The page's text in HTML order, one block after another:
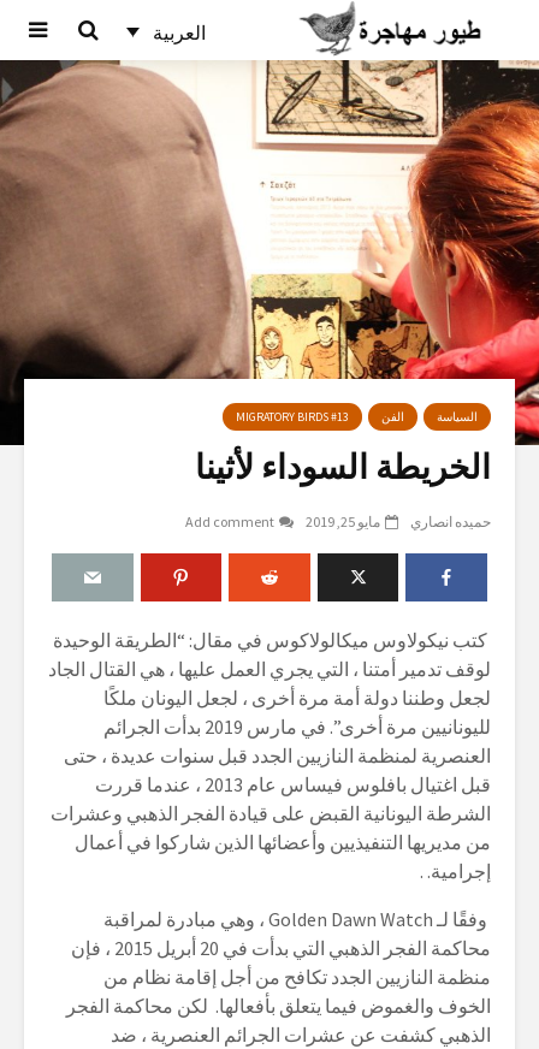
العربية
السياسة الفن MIGRATORY BIRDS #13
الخريطة السوداء لأثينا
حميده انصاري مايو 25, 2019 Add comment
كتب نيكولاوس ميكالولاكوس في مقال: “الطريقة الوحيدة
لوقف تدمير أمتنا ، التي يجري العمل عليها ، هي القتال الجاد
لجعل وطننا دولة أمة مرة أخرى ، لجعل اليونان ملكًا
لليونانيين مرة أخرى”. في مارس 2019 بدأت الجرائم
العنصرية لمنظمة النازيين الجدد قبل سنوات عديدة ، حتى
قبل اغتيال بافلوس فيساس عام 2013 ، عندما قررت
الشرطة اليونانية القبض على قيادة الفجر الذهبي وعشرات
من مديريها التنفيذيين وأعضائها الذين شاركوا في أعمال
إجرامية. .
وفقًا لـGolden Dawn Watch
، وهي مبادرة لمراقبة
محاكمة الفجر الذهبي
التي بدأت في 20 أبريل 2015 ، فإن
منظمة النازيين الجدد تكافح من أجل إقامة نظام من
الخوف والغموض فيما يتعلق بأفعالها. لكن محاكمة الفجر
الذهبي كشفت عن عشرات الجرائم العنصرية ، ضد